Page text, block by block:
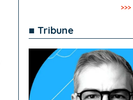
>>>
■ Tribune